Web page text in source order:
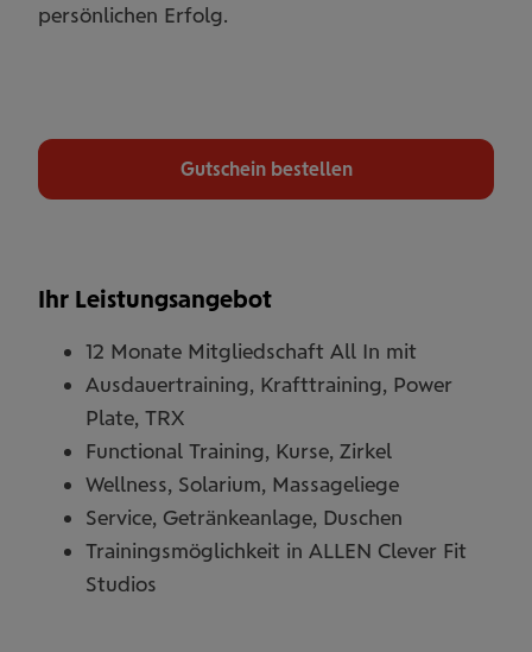
persönlichen Erfolg.
Gutschein bestellen
Ihr Leistungsangebot
12 Monate Mitgliedschaft All In mit
Ausdauertraining, Krafttraining, Power
Plate, TRX
Functional Training, Kurse, Zirkel
Wellness, Solarium, Massageliege
Service, Getränkeanlage, Duschen
Trainingsmöglichkeit in ALLEN Clever Fit
Studios